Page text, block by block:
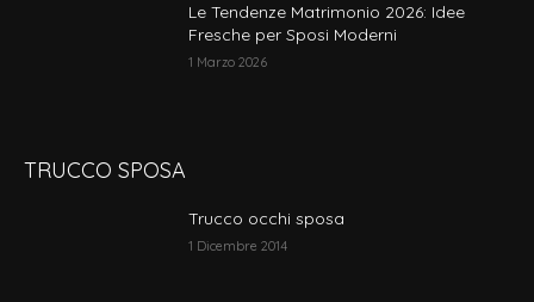
Le Tendenze Matrimonio 2026: Idee
Fresche per Sposi Moderni
1 Marzo 2026
TRUCCO SPOSA
Trucco occhi sposa
1 Dicembre 2014